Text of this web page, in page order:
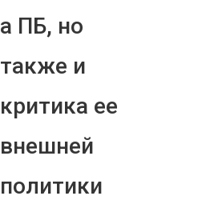
а ПБ, но
также и
критика ее
внешней
политики